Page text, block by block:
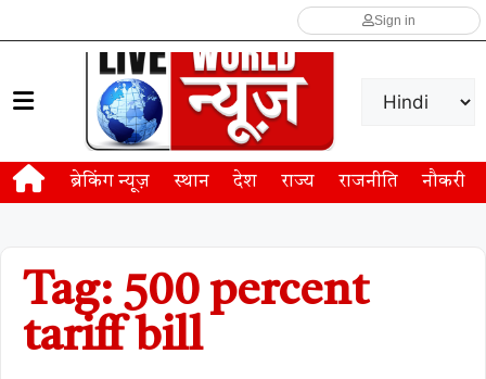
Sign in
ब्रेकिंग न्यूज़ स्थान देश राज्य राजनीति नौकरी
Tag: 500 percent
tariff bill